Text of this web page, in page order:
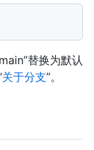
替换为默认
关于分支”。